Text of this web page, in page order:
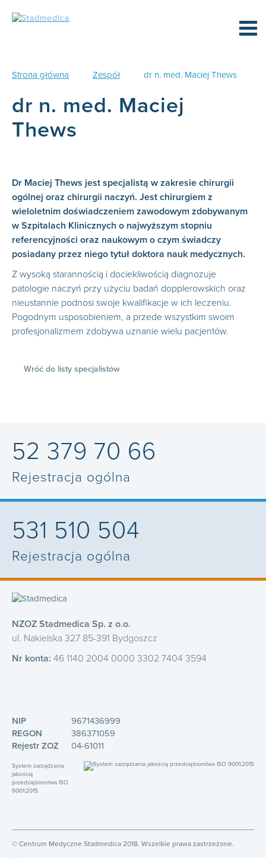
Strona główna Zespół dr n. med. Maciej Thews
dr n. med. Maciej
Thews
Dr Maciej Thews jest specjalistą w zakresie chirurgii
ogólnej oraz chirurgii naczyń. Jest chirurgiem z
wieloletnim doświadczeniem zawodowym zdobywanym
w Szpitalach Klinicznych o najwyższym stopniu
referencyjności oraz naukowym o czym świadczy
posiadany przez niego tytuł doktora nauk medycznych.
Z wysoką starannością i dociekliwością diagnozuje
patologie naczyń przy użyciu badań dopplerowskich oraz
nieustannie podnosi swoje kwalifikacje w ich leczeniu.
Pogodnym usposobieniem, a przede wszystkim swoim
profesjonalizmem zdobywa uznanie wielu pacjentów.
Wróć do listy specjalistów
52 379 70 66
Rejestracja ogólna
531 510 504
Rejestracja ogólna
NZOZ Stadmedica Sp. z o.o.
ul. Nakielska 327 85-391 Bydgoszcz
Nr konta: 46 1140 2004 0000 3302 7404 3594
NIP
9671436999
REGON
386371059
Rejestr ZOZ
04-61011
System zarządzania
jakością
przedsiębiorstwa ISO
9001:2015
© Centrum Medyczne Stadmedica 2018. Wszelkie prawa zastrzeżone.